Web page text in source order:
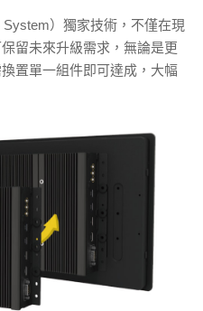
）獨家技術，不僅在現
留未來升級需求，無論是更
置單一組件即可達成，大幅